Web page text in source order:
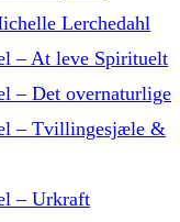
Lerchedahl
– At leve Spirituelt
– Det overnaturlige
– Tvillingesjæle &
– Urkraft